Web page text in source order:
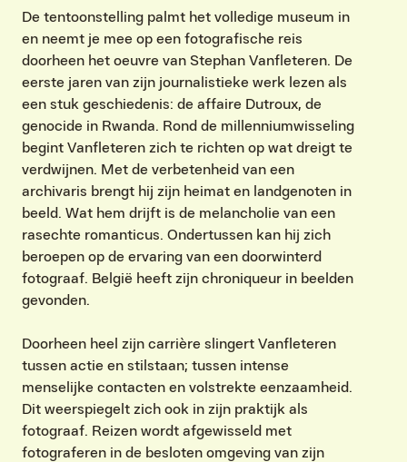
De tentoonstelling palmt het volledige museum in
en neemt je mee op een fotografische reis
doorheen het oeuvre van Stephan Vanfleteren. De
eerste jaren van zijn journalistieke werk lezen als
een stuk geschiedenis: de affaire Dutroux, de
genocide in Rwanda. Rond de millenniumwisseling
begint Vanfleteren zich te richten op wat dreigt te
verdwijnen. Met de verbetenheid van een
archivaris brengt hij zijn heimat en landgenoten in
beeld. Wat hem drijft is de melancholie van een
rasechte romanticus. Ondertussen kan hij zich
beroepen op de ervaring van een doorwinterd
fotograaf. België heeft zijn chroniqueur in beelden
gevonden.
Doorheen heel zijn carrière slingert Vanfleteren
tussen actie en stilstaan; tussen intense
menselijke contacten en volstrekte eenzaamheid.
Dit weerspiegelt zich ook in zijn praktijk als
fotograaf. Reizen wordt afgewisseld met
fotograferen in de besloten omgeving van zijn